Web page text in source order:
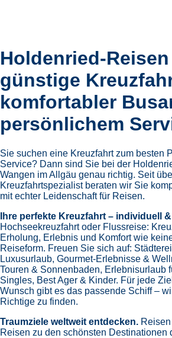
Holdenried-Reisen
günstige
komfortabler
persönlichem
Sie suchen eine Kreuzfahrt zum besten
Service? Dann sind Sie bei der
Wangen im Allgäu genau richtig. Seit
Kreuzfahrtspezialist beraten wir Sie
mit echter Leidenschaft für Reisen.
Ihre perfekte Kreuzfahrt – individuell
Hochseekreuzfahrt oder Flussreise:
Erholung, Erlebnis und Komfort wie
Reiseform. Freuen Sie sich auf:
Luxusurlaub, Gourmet-Erlebnisse &
Touren & Sonnenbaden, Erlebnisurlaub
Singles, Best Ager & Kinder. Für jede
Wunsch gibt es das passende Schiff –
Richtige zu finden.
Traumziele weltweit entdecken.
Reisen zu den schönsten Destinationen